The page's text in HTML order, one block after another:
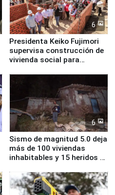
6
Presidenta Keiko Fujimori
supervisa construcción de
vivienda social para
6
Sismo de magnitud 5.0 deja
más de 100 viviendas
inhabitables y 15 heridos en